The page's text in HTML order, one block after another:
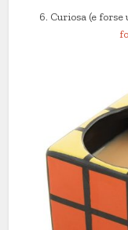
6. Curiosa (e forse